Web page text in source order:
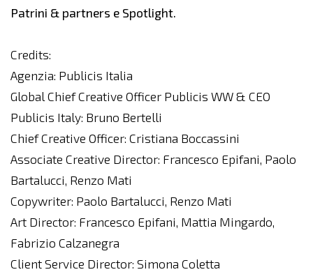
Patrini & partners e Spotlight.
Credits:
Agenzia: Publicis Italia
Global Chief Creative Officer Publicis WW & CEO
Publicis Italy: Bruno Bertelli
Chief Creative Officer: Cristiana Boccassini
Associate Creative Director: Francesco Epifani, Paolo
Bartalucci, Renzo Mati
Copywriter: Paolo Bartalucci, Renzo Mati
Art Director: Francesco Epifani, Mattia Mingardo,
Fabrizio Calzanegra
Client Service Director: Simona Coletta